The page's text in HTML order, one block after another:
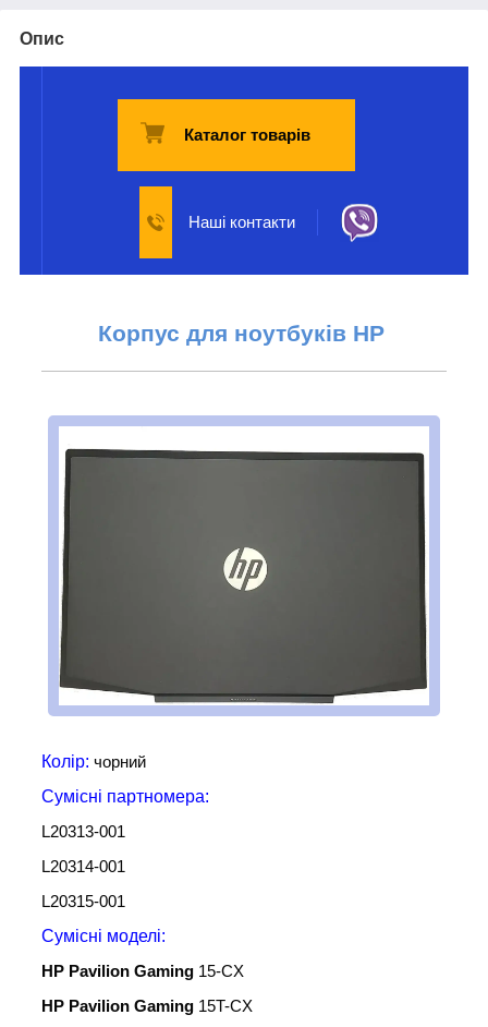
Опис
Каталог товарів
Наші контакти
Корпус для ноутбуків HP
Колір: чорний
Сумісні партномера:
L20313-001
L20314-001
L20315-001
Сумісні моделі:
HP Pavilion Gaming 15-CX
HP Pavilion Gaming 15T-CX